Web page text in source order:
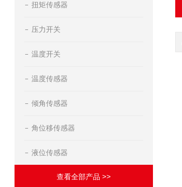
扭矩传感器
压力开关
温度开关
温度传感器
倾角传感器
角位移传感器
液位传感器
查看全部产品 >>